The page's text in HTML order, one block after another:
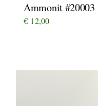
Ammonit #20003
€ 12,00